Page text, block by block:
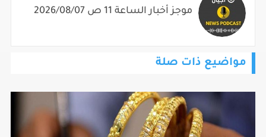
موجز أخبار الساعة 11 ص 2026/08/07
مواضيع ذات صلة